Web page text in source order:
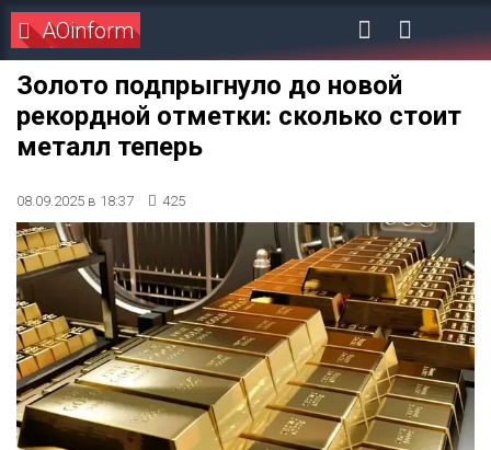
AOinform
Золото подпрыгнуло до новой
рекордной отметки: сколько стоит
металл теперь
08.09.2025 в 18:37 425